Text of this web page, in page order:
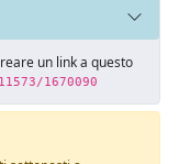
un link a questo
1670090